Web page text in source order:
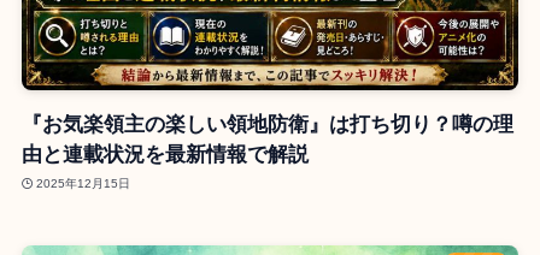
『お気楽領主の楽しい領地防衛』は打ち切り？噂の理
由と連載状況を最新情報で解説
2025年12月15日